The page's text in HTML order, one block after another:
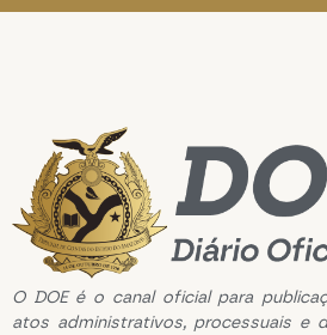
O DOE é o canal oficial para
atos administrativos, processuais e